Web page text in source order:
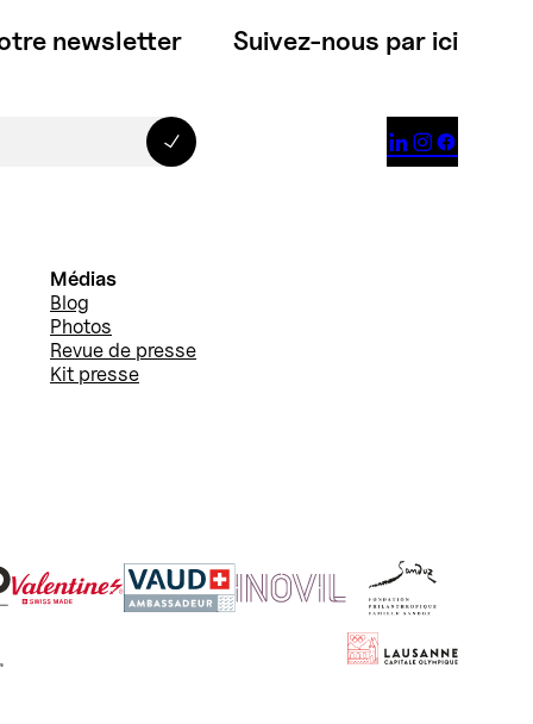
newsletter
Médias
Blog
Photos
Revue de presse
Kit presse
Suivez-nous par ici
  